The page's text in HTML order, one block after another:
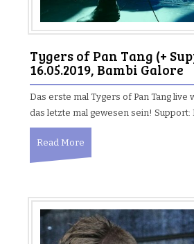
Tygers of Pan Tang (+
16.05.2019, Bambi Galore
Das erste mal Tygers of Pan Tang live
das letzte mal gewesen sein! Support:
Read More